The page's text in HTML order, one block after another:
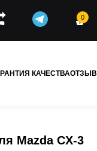

0
КАЧЕСТВА
Mazda CX-3